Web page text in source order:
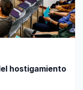
hostigamiento